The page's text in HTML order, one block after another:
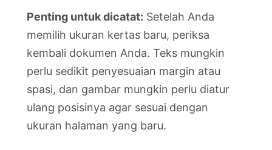
Penting untuk dicatat: Setelah Anda
memilih ukuran kertas baru, periksa
kembali dokumen Anda. Teks mungkin
perlu sedikit penyesuaian margin atau
spasi, dan gambar mungkin perlu diatur
ulang posisinya agar sesuai dengan
ukuran halaman yang baru.